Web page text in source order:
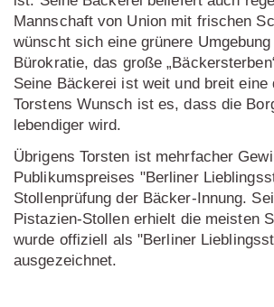
Mannschaft von Union mit frischen
wünscht sich eine grünere
Bürokratie, das große
Seine Bäckerei ist weit und breit eine
Torstens Wunsch ist es, dass die
lebendiger wird.
Übrigens Torsten ist mehrfacher
Publikumspreises "Berliner
Stollenprüfung der Bäcker-Innung.
Pistazien-Stollen erhielt die meisten
wurde offiziell als "Berliner
ausgezeichnet.